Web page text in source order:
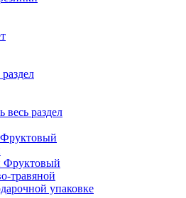
весь раздел
Фруктовый
травяной
упаковке